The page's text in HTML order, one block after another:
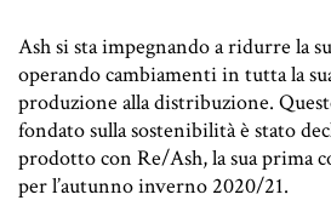
Ash si sta impegnando a ridurre la
operando cambiamenti in tutta la
produzione alla distribuzione.
fondato sulla sostenibilità è stato
prodotto con Re/Ash, la sua prima
per l’autunno inverno 2020/21.